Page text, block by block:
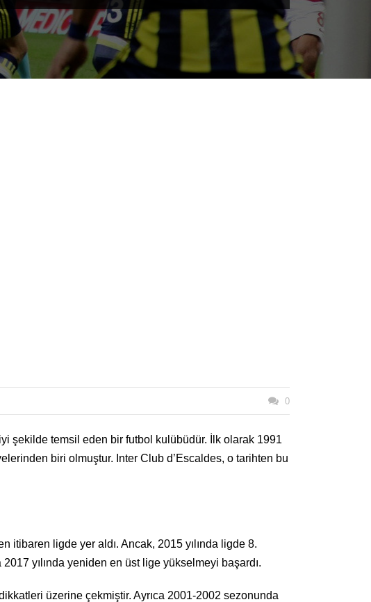
0
şekilde temsil eden bir futbol kulübüdür. İlk olarak 1991
biri olmuştur. Inter Club d’Escaldes, o tarihten bu
itibaren ligde yer aldı. Ancak, 2015 yılında ligde 8.
yılında yeniden en üst lige yükselmeyi başardı.
üzerine çekmiştir. Ayrıca 2001-2002 sezonunda